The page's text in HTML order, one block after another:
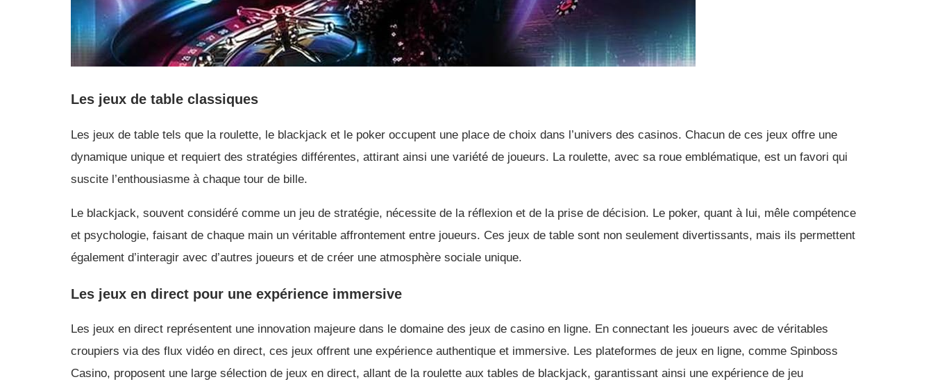
Les jeux de table classiques
Les jeux de table tels que la roulette, le blackjack et le poker occupent une place de choix dans l’univers des casinos. Chacun de ces jeux offre une
dynamique unique et requiert des stratégies différentes, attirant ainsi une variété de joueurs. La roulette, avec sa roue emblématique, est un favori qui
suscite l’enthousiasme à chaque tour de bille.
Le blackjack, souvent considéré comme un jeu de stratégie, nécessite de la réflexion et de la prise de décision. Le poker, quant à lui, mêle compétence
et psychologie, faisant de chaque main un véritable affrontement entre joueurs. Ces jeux de table sont non seulement divertissants, mais ils permettent
également d’interagir avec d’autres joueurs et de créer une atmosphère sociale unique.
Les jeux en direct pour une expérience immersive
Les jeux en direct représentent une innovation majeure dans le domaine des jeux de casino en ligne. En connectant les joueurs avec de véritables
croupiers via des flux vidéo en direct, ces jeux offrent une expérience authentique et immersive. Les plateformes de jeux en ligne, comme Spinboss
Casino, proposent une large sélection de jeux en direct, allant de la roulette aux tables de blackjack, garantissant ainsi une expérience de jeu